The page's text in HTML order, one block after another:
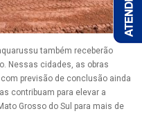
também receberão
Nessas cidades, as obras
previsão de conclusão ainda
contribuam para elevar a
Grosso do Sul para mais de